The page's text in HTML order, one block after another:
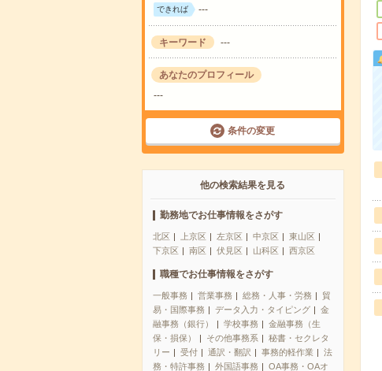
できれば ---
キーワード ---
あなたのプロフィール
---
条件の変更
他の検索結果を見る
勤務地でお仕事情報をさがす
北区 上京区 左京区 中京区
東山区
下京区
南区 伏見区 山科区 西京区
職種でお仕事情報をさがす
一般事務 営業事務 総務・人事・労務
貿
易・国際事務
データ入力・タイピング
金
融事務（銀行）
学校事務
金融事務（生
保・損保）
その他事務系
秘書・セクレタ
リー
受付 通訳・翻訳 事務的軽作業
法
務・特許事務
外国語事務
OA事務・OAオ